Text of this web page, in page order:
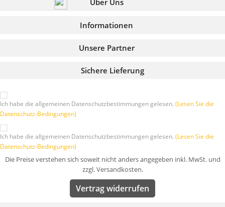
Über Uns
Informationen
Sichere Lieferung
Unsere Partner
Ich habe die allgemeinen Datenschutzbestimmungen gelesen. (Lesen Sie die
Datenschutz-Bedingungen)
Ich habe die allgemeinen Datenschutzbestimmungen gelesen. (Lesen Sie die
Datenschutz-Bedingungen)
Die Preise verstehen sich soweit nicht anders angegeben inkl. MwSt. und
zzgl. Versandkosten.
Vertrag widerrufen